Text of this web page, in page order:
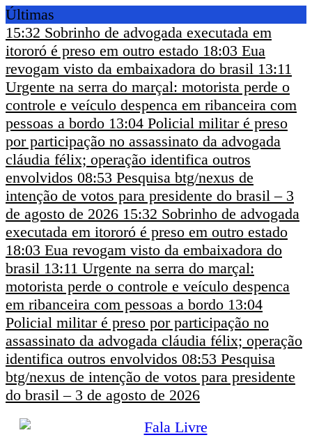
Últimas
15:32 Sobrinho de advogada executada em
itororó é preso em outro estado 18:03 Eua
revogam visto da embaixadora do brasil 13:11
Urgente na serra do marçal: motorista perde o
controle e veículo despenca em ribanceira com
pessoas a bordo 13:04 Policial militar é preso
por participação no assassinato da advogada
cláudia félix; operação identifica outros
envolvidos 08:53 Pesquisa btg/nexus de
intenção de votos para presidente do brasil – 3
de agosto de 2026 15:32 Sobrinho de advogada
executada em itororó é preso em outro estado
18:03 Eua revogam visto da embaixadora do
brasil 13:11 Urgente na serra do marçal:
motorista perde o controle e veículo despenca
em ribanceira com pessoas a bordo 13:04
Policial militar é preso por participação no
assassinato da advogada cláudia félix; operação
identifica outros envolvidos 08:53 Pesquisa
btg/nexus de intenção de votos para presidente
do brasil – 3 de agosto de 2026